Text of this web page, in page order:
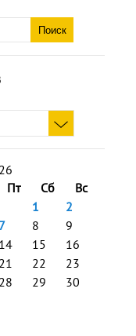
Пт Сб
Вс
1
2
7 8
9
14 15
16
21 22
23
28 29
30